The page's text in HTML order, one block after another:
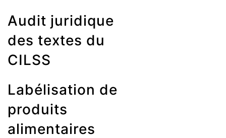
Audit juridique
des textes du
CILSS
Labélisation de
produits
alimentaires